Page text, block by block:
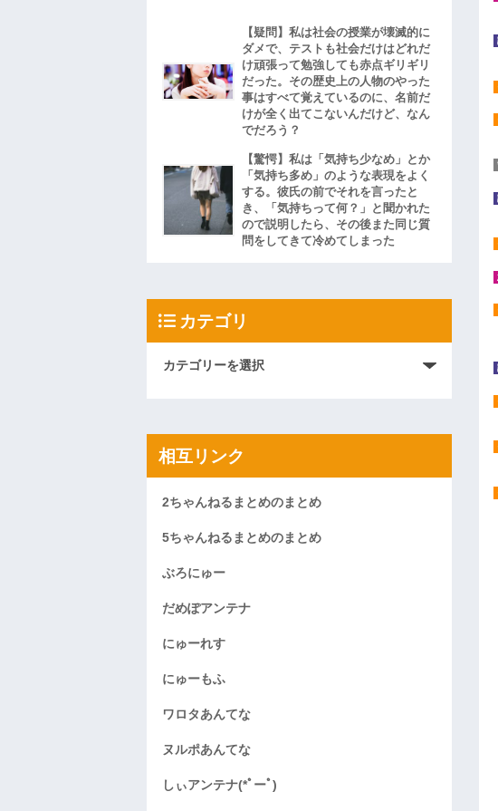
【疑問】私は社会の授業が壊滅的に
ダメで、テストも社会だけはどれだ
け頑張って勉強しても赤点ギリギリ
だった。その歴史上の人物のやった
事はすべて覚えているのに、名前だ
けが全く出てこないんだけど、なん
でだろう？
【驚愕】私は「気持ち少なめ」とか
「気持ち多め」のような表現をよく
する。彼氏の前でそれを言ったと
き、「気持ちって何？」と聞かれた
ので説明したら、その後また同じ質
問をしてきて冷めてしまった
カテゴリ
相互リンク
2ちゃんねるまとめのまとめ
5ちゃんねるまとめのまとめ
ぶろにゅー
だめぽアンテナ
にゅーれす
にゅーもふ
ワロタあんてな
ヌルポあんてな
しぃアンテナ(*ﾟーﾟ)